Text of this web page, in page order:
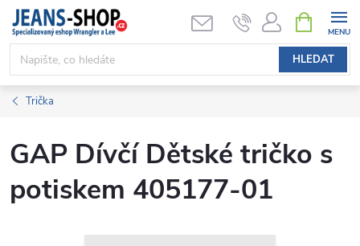
Přejít
obsah
HLEDAT
NÁKUPNÍ
KOŠÍK
Trička
GAP Dívčí Dětské tričko s
potiskem 405177-01